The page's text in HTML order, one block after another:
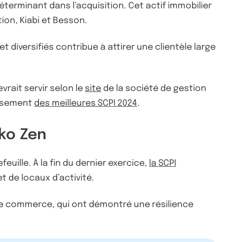
dans l’acquisition. Cet actif immobilier
Kiabi et Besson.
diversifiés contribue à attirer une clientèle large
servir selon le site de la société de gestion
des meilleures SCPI 2024.
Zen
À la fin du dernier exercice, la SCPI
de locaux d’activité.
commerce, qui ont démontré une résilience